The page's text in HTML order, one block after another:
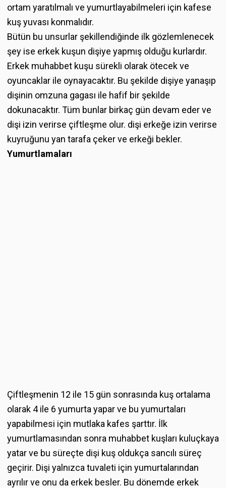
ortam yaratılmalı ve yumurtlayabilmeleri için kafese
kuş yuvası konmalıdır.
Bütün bu unsurlar şekillendiğinde ilk gözlemlenecek
şey ise erkek kuşun dişiye yapmış olduğu kurlardır.
Erkek muhabbet kuşu sürekli olarak ötecek ve
oyuncaklar ile oynayacaktır. Bu şekilde dişiye yanaşıp
dişinin omzuna gagası ile hafif bir şekilde
dokunacaktır. Tüm bunlar birkaç gün devam eder ve
dişi izin verirse çiftleşme olur. dişi erkeğe izin verirse
kuyruğunu yan tarafa çeker ve erkeği bekler.
Yumurtlamaları
Çiftleşmenin 12 ile 15 gün sonrasında kuş ortalama
olarak 4 ile 6 yumurta yapar ve bu yumurtaları
yapabilmesi için mutlaka kafes şarttır. İlk
yumurtlamasından sonra muhabbet kuşları kuluçkaya
yatar ve bu süreçte dişi kuş oldukça sancılı süreç
geçirir. Dişi yalnızca tuvaleti için yumurtalarından
ayrılır ve onu da erkek besler. Bu dönemde erkek